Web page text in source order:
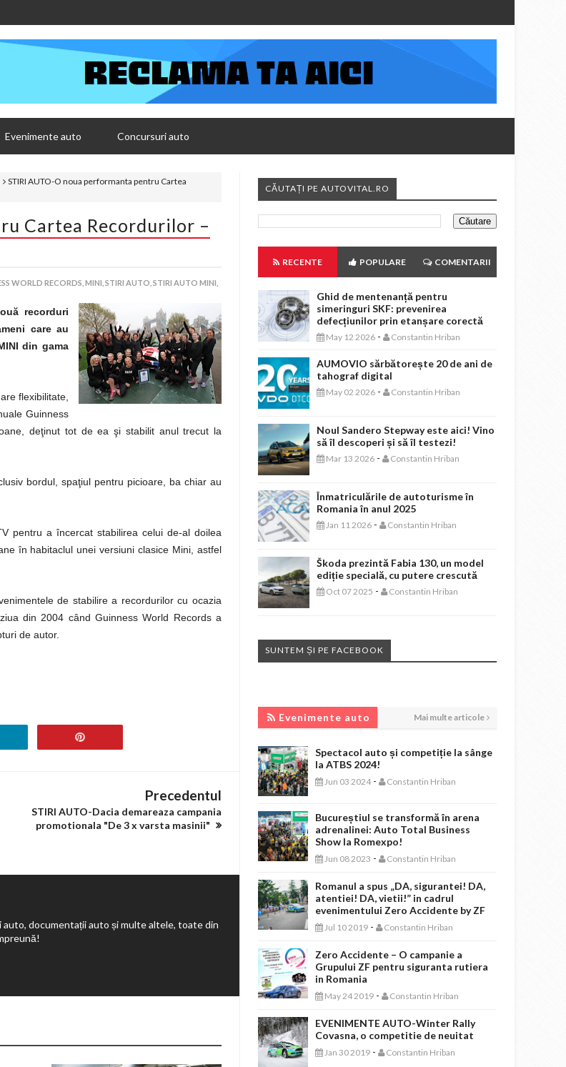
Evenimente auto Concursuri auto
STIRI AUTO-O noua performanta pentru Cartea
Cartea Recordurilor –
WORLD RECORDS, MINI, STIRI AUTO, STIRI AUTO MINI,
recorduri
care au
din gama
flexibilitate,
Guinness
deţinut tot de ea şi stabilit anul trecut la
bordul, spaţiul pentru picioare, ba chiar au
pentru a încercat stabilirea celui de-al doilea
în habitaclul unei versiuni clasice Mini, astfel
de stabilire a recordurilor cu ocazia
din 2004 când Guinness World Records a
de autor.
Precedentul
STIRI AUTO-Dacia demareaza campania
promotionala "De 3 x varsta masinii"
documentații auto și multe altele, toate din
CĂUTAȚI PE AUTOVITAL.RO
RECENTE POPULARE COMENTARII
Ghid de mentenanță pentru
simeringuri SKF: prevenirea
defecțiunilor prin etanșare corectă
May 12 2026 - Constantin Hriban
AUMOVIO sărbătorește 20 de ani de
tahograf digital
May 02 2026 - Constantin Hriban
Noul Sandero Stepway este aici! Vino
să îl descoperi și să îl testezi!
Mar 13 2026 - Constantin Hriban
Înmatriculările de autoturisme în
Romania în anul 2025
Jan 11 2026 - Constantin Hriban
Škoda prezintă Fabia 130, un model
ediție specială, cu putere crescută
Oct 07 2025 - Constantin Hriban
SUNTEM ȘI PE FACEBOOK
Evenimente auto Mai multe articole
Spectacol auto și competiție la sânge
la ATBS 2024!
Jun 03 2024 - Constantin Hriban
Bucureștiul se transformă în arena
adrenalinei: Auto Total Business
Show la Romexpo!
Jun 08 2023 - Constantin Hriban
Romanul a spus „DA, sigurantei! DA,
atentiei! DA, vietii!” in cadrul
evenimentului Zero Accidente by ZF
Jul 10 2019 - Constantin Hriban
Zero Accidente – O campanie a
Grupului ZF pentru siguranta rutiera
in Romania
May 24 2019 - Constantin Hriban
EVENIMENTE AUTO-Winter Rally
Covasna, o competitie de neuitat
Jan 30 2019 - Constantin Hriban